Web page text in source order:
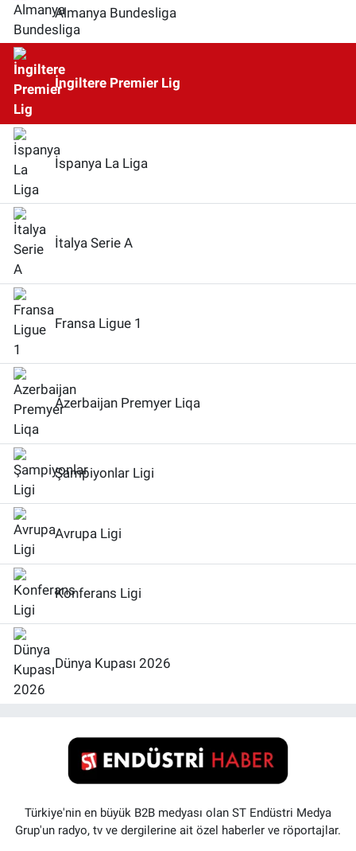
Almanya Bundesliga
İngiltere Premier Lig
İspanya La Liga
İtalya Serie A
Fransa Ligue 1
Azerbaijan Premyer Liqa
Şampiyonlar Ligi
Avrupa Ligi
Konferans Ligi
Dünya Kupası 2026
Türkiye'nin en büyük B2B medyası olan ST Endüstri Medya
Grup'un radyo, tv ve dergilerine ait özel haberler ve röportajlar.